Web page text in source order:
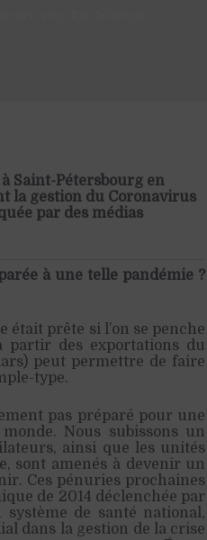
Saint-Pétersbourg en
la gestion du Coronavirus
par des médias
à une telle pandémie ?
était prête si l’on se penche
partir des exportations du
peut permettre de faire
type.
pas préparé pour une
Nous subissons un
ainsi que les unités
sont amenés à devenir un
Ces pénuries prochaines
de 2014 déclenchée par
de santé national,
dans la gestion de la crise